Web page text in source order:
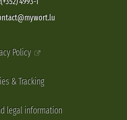
Policy
& Tracking
legal information